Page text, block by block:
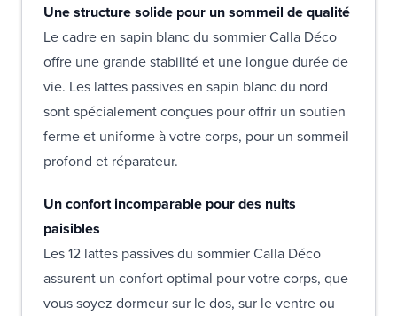
Une structure solide pour un sommeil de qualité
Le cadre en sapin blanc du sommier Calla Déco
offre une grande stabilité et une longue durée de
vie. Les lattes passives en sapin blanc du nord
sont spécialement conçues pour offrir un soutien
ferme et uniforme à votre corps, pour un sommeil
profond et réparateur.
Un confort incomparable pour des nuits
paisibles
Les 12 lattes passives du sommier Calla Déco
assurent un confort optimal pour votre corps, que
vous soyez dormeur sur le dos, sur le ventre ou